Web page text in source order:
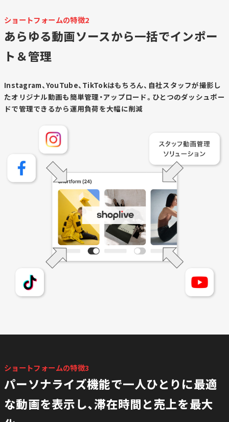
ショートフォームの特徴2
あらゆる動画ソースから一括でインポー
ト＆管理
Instagram、YouTube、TikTokはもちろん、自社スタッフが撮影し
たオリジナル動画も簡単管理・アップロード。ひとつのダッシュボー
ドで管理できるから運用負荷を大幅に削減
ショートフォームの特徴3
パーソナライズ機能で一人ひとりに最適
な動画を表示し、滞在時間と売上を最大